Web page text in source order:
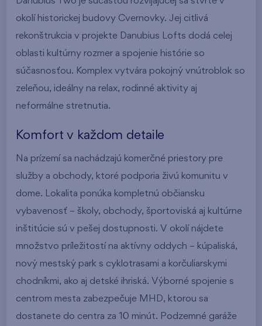
okolí historickej budovy Cvernovky. Jej citlivá
rekonštrukcia v projekte Danubius Lofts dodá celej
oblasti kultúrny rozmer a spojenie histórie so
súčasnosťou. Komplex vytvára pokojný vnútroblok so
zeleňou, ideálny na relax, rodinné aktivity aj
neformálne stretnutia.
Komfort v každom detaile
Na prízemí sa nachádzajú komerčné priestory pre
služby a obchody, ktoré podporia živú komunitu v
dome. Lokalita ponúka kompletnú občiansku
vybavenosť – školy, obchody, športoviská aj kultúrne
inštitúcie sú v pešej dostupnosti. V okolí nájdete
množstvo príležitostí na aktívny oddych – kúpaliská,
nový mestský park s cyklotrasami a korčuliarskymi
chodníkmi, ako aj detské ihriská. Výborné spojenie s
centrom mesta zabezpečuje MHD, ktorou sa
dostanete do centra za 10 minút. Podzemné garáže